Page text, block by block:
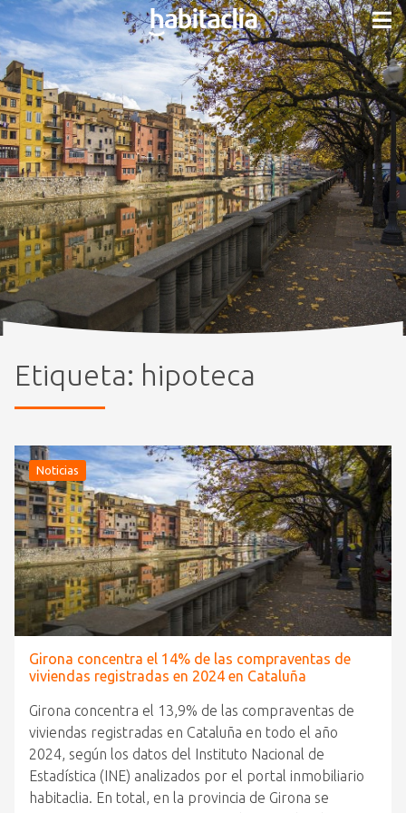
Etiqueta: hipoteca
Noticias
Girona concentra el 14% de las compraventas de
viviendas registradas en 2024 en Cataluña
Girona concentra el 13,9% de las compraventas de
viviendas registradas en Cataluña en todo el año
2024, según los datos del Instituto Nacional de
Estadística (INE) analizados por el portal inmobiliario
habitaclia. En total, en la provincia de Girona se